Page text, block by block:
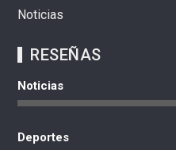
Noticias
RESEÑAS
Noticias
Deportes